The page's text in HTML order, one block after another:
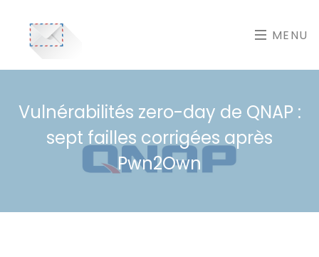
MENU
Vulnérabilités zero-day de QNAP :
sept failles corrigées après
Pwn2Own